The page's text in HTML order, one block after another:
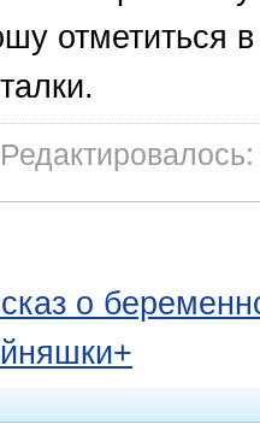
отметиться
о